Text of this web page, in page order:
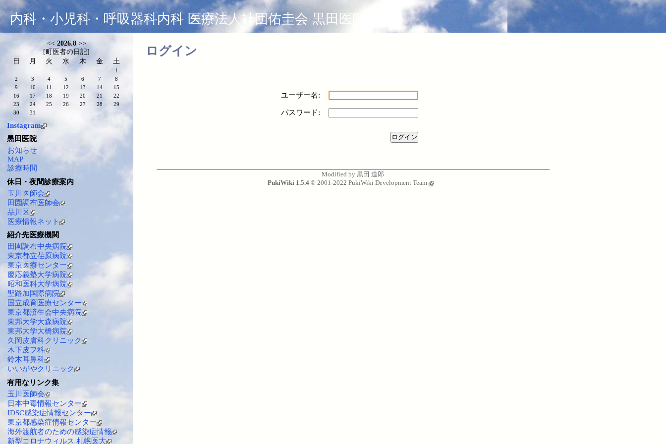
内科・小児科・呼吸器科内科 医療法人社団佑圭会 黒田医院
ログイン
ユーザー名:
パスワード:
<< 2026.8 >>
[町医者の日記]
日
月 火 水 木 金 土
1
2
3 4 5 6 7
8
9
10 11 12 13 14
15
16
17 18 19 20 21
22
23
24 25 26 27 28
29
30
31
Instagram
黒田医院
お知らせ
MAP
診療時間
休日・夜間診療案内
玉川医師会
田園調布医師会
品川区
医療情報ネット
紹介先医療機関
田園調布中央病院
東京都立荏原病院
東京医療センター
慶応義塾大学病院
昭和医科大学病院
聖路加国際病院
国立成育医療センター
東京都済生会中央病院
東邦大学大森病院
東邦大学大橋病院
久岡皮膚科クリニック
木下皮フ科
鈴木耳鼻科
いいがやクリニック
有用なリンク集
玉川医師会
日本中毒情報センター
IDSC感染症情報センター
東京都感染症情報センター
海外渡航者のための感染症情報
新型コロナウィルス 札幌医大
Modified by黒田 道郎
PukiWiki 1.5.4 © 2001-2022PukiWiki Development Team